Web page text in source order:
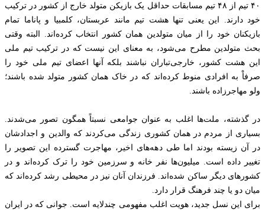
۴۰ تیم از ۴۸ تیم مسابقات حداقل یک بازیکن متولد خارج از کشور در ترکیب
خود دارند. این یعنی تنها هشت تیم مانند عربستان، کلمبیا و پاناما تمام
بازیکنان خود را از میان متولدین همان کشور انتخاب کرده‌اند. البته وقتی
بحث متولدین مطرح می‌شود، به معنای این نیست که در ترکیب تیم ملی
این هشت کشور، خارجی‌تباران نباشند بلکه آنها اعضای تیم ملی خود را
صرفاْ به افرادی منوط کرده‌اند که در خاک همان کشور متولد شده باشند؛
ولو مهاجرزاده باشند.
در گذشته، ملت‌ها اغلب به عنوان جوامعی نسبتاً همگون تصور می‌شدند.
بسیاری از مردم در همان کشوری زندگی می‌کردند که والدین و اجدادشان
در آن زیسته بودند اما طی دهه‌های اخیر، مهاجرت گسترده این تصویر را
تغییر داده است. میلیون‌ها نفر خانه و سرزمین خود را ترک کرده‌اند و در
کشورهای دیگر ساکن شده‌اند. فرزندان آنان نیز در محیطی رشد کرده‌اند که
میان دو یا چند فرهنگ قرار دارد.
برای این نسل جدید، هویت اغلب مفهومی چندلایه است. جوانی که در ایران